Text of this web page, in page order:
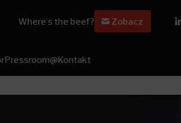
Where's the beef? Zobacz
Pressroom@Kontakt